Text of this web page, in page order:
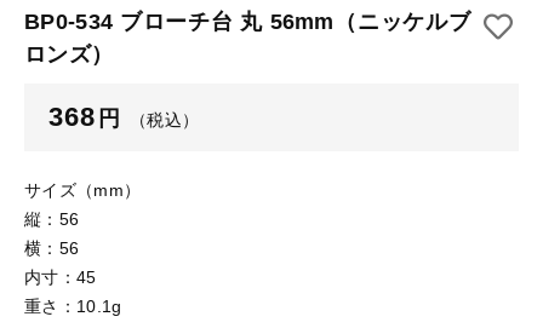
BP0-534 ブローチ台 丸 56mm（ニッケルブ
ロンズ）
368 円 （税込）
サイズ（mm）
縦：56
横：56
内寸：45
重さ：10.1g
【表金具】 浅皿
【表金具】 押皿・挽物
【表金具】 4ッ爪
【表金具】 平板
【表金具】 プレート
【留め金具】 ブローチピン
【表金具】 浅皿